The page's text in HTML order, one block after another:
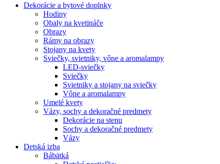
Dekorácie a bytové doplnky
Hodiny
Obaly na kvetináče
Obrazy
Rámy na obrazy
Stojany na kvety
Sviečky, svietniky, vône a aromalampy
LED-sviečky
Sviečky
Svietniky a stojany na sviečky
Vône a aromalampy
Umelé kvety
Vázy, sochy a dekoračné predmety
Dekorácie na stenu
Sochy a dekoračné predmety
Vázy
Detská izba
Bábätká